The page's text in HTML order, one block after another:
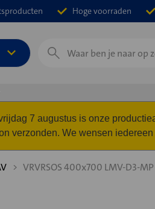
Hoge voorraden
Zoeken
7 augustus is onze
verzonden. We wensen
VRVRSOS 400x700 LMV-D3-MP